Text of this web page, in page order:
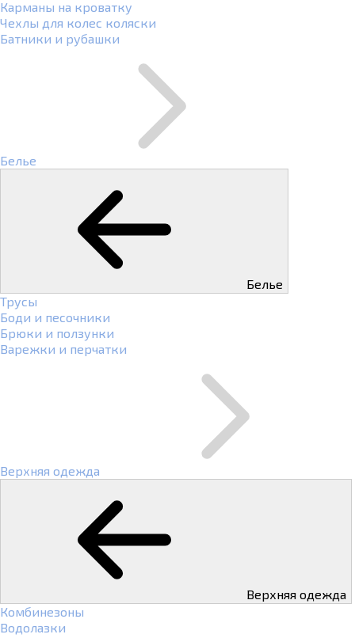
Карманы на кроватку
Чехлы для колес коляски
Батники и рубашки
Белье
Белье
Трусы
Боди и песочники
Брюки и ползунки
Варежки и перчатки
Верхняя одежда
Верхняя одежда
Комбинезоны
Водолазки